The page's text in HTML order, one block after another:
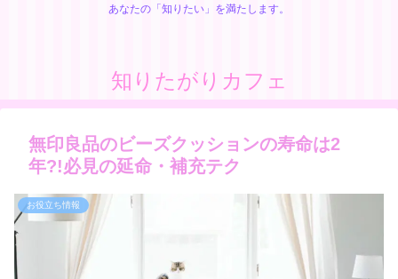
あなたの「知りたい」を満たします。
知りたがりカフェ
無印良品のビーズクッションの寿命は2
年?!必見の延命・補充テク
お役立ち情報